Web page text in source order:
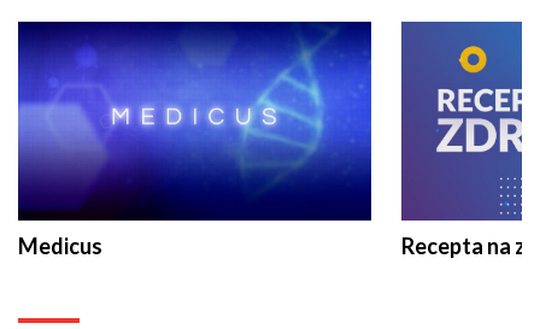
Medicus Recepta na